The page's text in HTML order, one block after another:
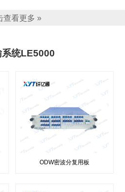
查看更多 »
系统LE5000
ODW密波分复用板